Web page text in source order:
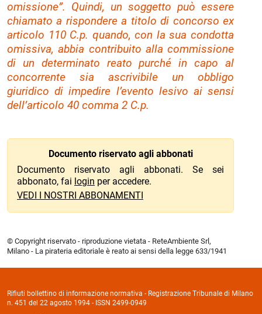
omissione”. Quindi, un soggetto può essere
chiamato a rispondere a titolo di concorso ex
articolo 110 C.p. quando, con la sua condotta
omissiva, abbia contribuito alla commissione
di un determinato reato purché in capo al
concorrente sia ascrivibile un obbligo
giuridico di impedire l’evento lesivo ai sensi
dell’articolo 40 comma 2 C.p.
Documento riservato agli abbonati
Documento riservato agli abbonati. Se sei
abbonato, fai login per accedere.
VEDI I NOSTRI ABBONAMENTI
© Copyright riservato - riproduzione vietata - ReteAmbiente Srl,
Milano - La pirateria editoriale è reato ai sensi della legge 633/1941
Rifiuti bollettino di informazione normativa - Registrazione Tribunale di Milano
n. 451 del 22 agosto 1994 - ISSN 2499-0949